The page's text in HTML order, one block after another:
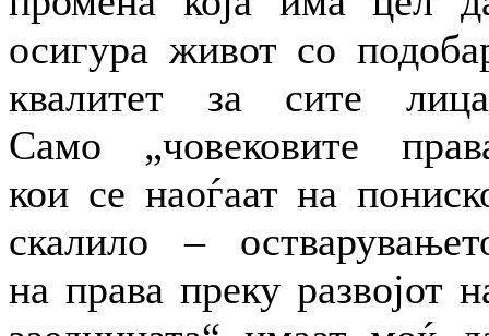
осигура живот со
квалитет за сите
Само „човековите
кои се наоѓаат на
скалило –
на права преку развојот